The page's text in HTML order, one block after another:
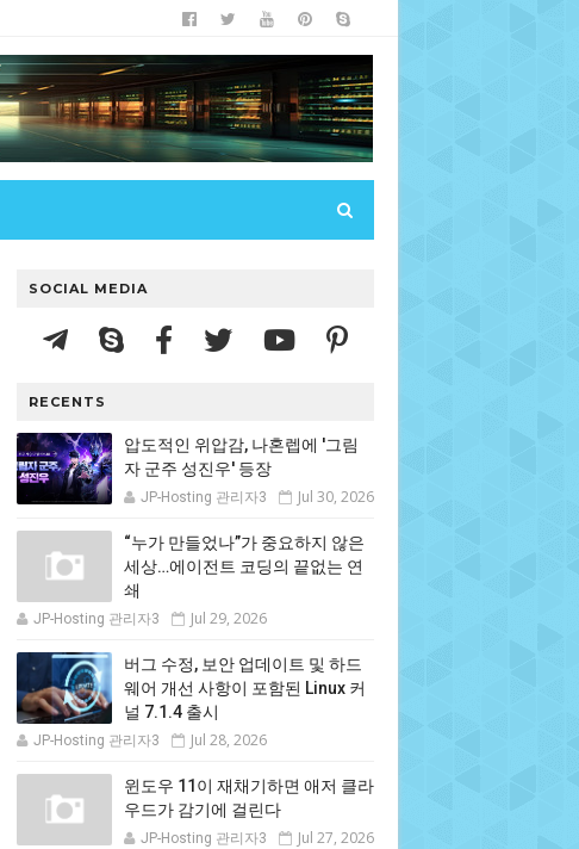
SOCIAL MEDIA
RECENTS
압도적인 위압감, 나혼렙에 '그림
자 군주 성진우' 등장
JP-Hosting 관리자3 Jul 30, 2026
“누가 만들었나”가 중요하지 않은
세상…에이전트 코딩의 끝없는 연
쇄
JP-Hosting 관리자3 Jul 29, 2026
버그 수정, 보안 업데이트 및 하드
웨어 개선 사항이 포함된 Linux 커
널 7.1.4 출시
JP-Hosting 관리자3 Jul 28, 2026
윈도우 11이 재채기하면 애저 클라
우드가 감기에 걸린다
JP-Hosting 관리자3 Jul 27, 2026